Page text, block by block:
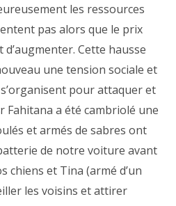
les ressources
pas alors que le prix
Cette hausse
une tension sociale et
pour attaquer et
a été cambriolé une
et armés de sabres ont
de notre voiture avant
chiens et Tina (armé d’un
les voisins et attirer